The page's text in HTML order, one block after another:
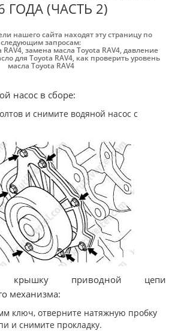
ГОДА (ЧАСТЬ 2)
нашего сайта находят эту страницу по
следующим запросам:
RAV4,замена масла Toyota RAV4,давление
для Toyota RAV4, как проверить уровень
масла Toyota RAV4
насос в сборе:
и снимите водяной насос с
приводной цепи
механизма:
ключ, отверните натяжную пробку
и снимите прокладку.